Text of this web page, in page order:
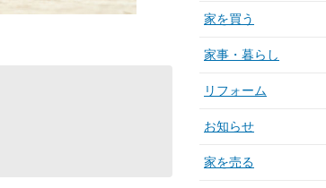
家を買う
家事・暮らし
リフォーム
お知らせ
家を売る